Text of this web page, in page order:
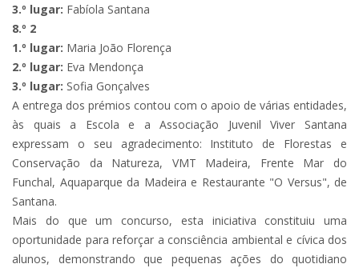
3.º lugar: Fabíola Santana
8.º 2
1.º lugar: Maria João Florença
2.º lugar: Eva Mendonça
3.º lugar: Sofia Gonçalves
A entrega dos prémios contou com o apoio de várias entidades,
às quais a Escola e a Associação Juvenil Viver Santana
expressam o seu agradecimento: Instituto de Florestas e
Conservação da Natureza, VMT Madeira, Frente Mar do
Funchal, Aquaparque da Madeira e Restaurante "O Versus", de
Santana.
Mais do que um concurso, esta iniciativa constituiu uma
oportunidade para reforçar a consciência ambiental e cívica dos
alunos, demonstrando que pequenas ações do quotidiano